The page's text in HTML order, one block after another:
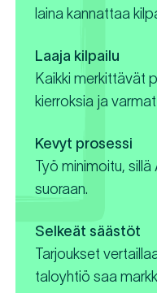
laina kannattaa
Laaja kilpailu
Kaikki merkittävät
kierroksia ja
Kevyt prosessi
Työ minimoitu,
suoraan.
Selkeät säästöt
Tarjoukset
taloyhtiö saa